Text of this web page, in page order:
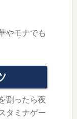
やモナでも
割ったら夜
タミナゲー